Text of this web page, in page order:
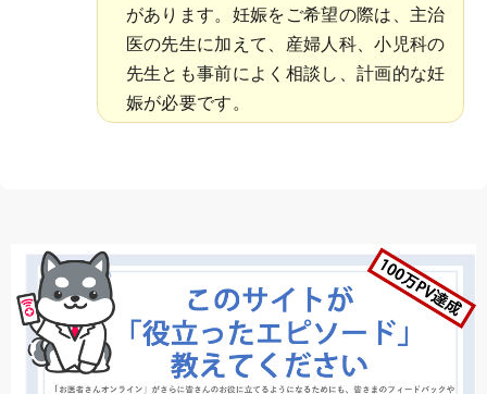
があります。妊娠をご希望の際は、主治
医の先生に加えて、産婦人科、小児科の
先生とも事前によく相談し、計画的な妊
娠が必要です。